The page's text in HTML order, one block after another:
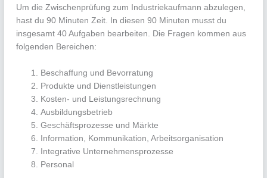
Um die Zwischenprüfung zum Industriekaufmann abzulegen,
hast du 90 Minuten Zeit. In diesen 90 Minuten musst du
insgesamt 40 Aufgaben bearbeiten. Die Fragen kommen aus
folgenden Bereichen:
Beschaffung und Bevorratung
Produkte und Dienstleistungen
Kosten- und Leistungsrechnung
Ausbildungsbetrieb
Geschäftsprozesse und Märkte
Information, Kommunikation, Arbeitsorganisation
Integrative Unternehmensprozesse
Personal